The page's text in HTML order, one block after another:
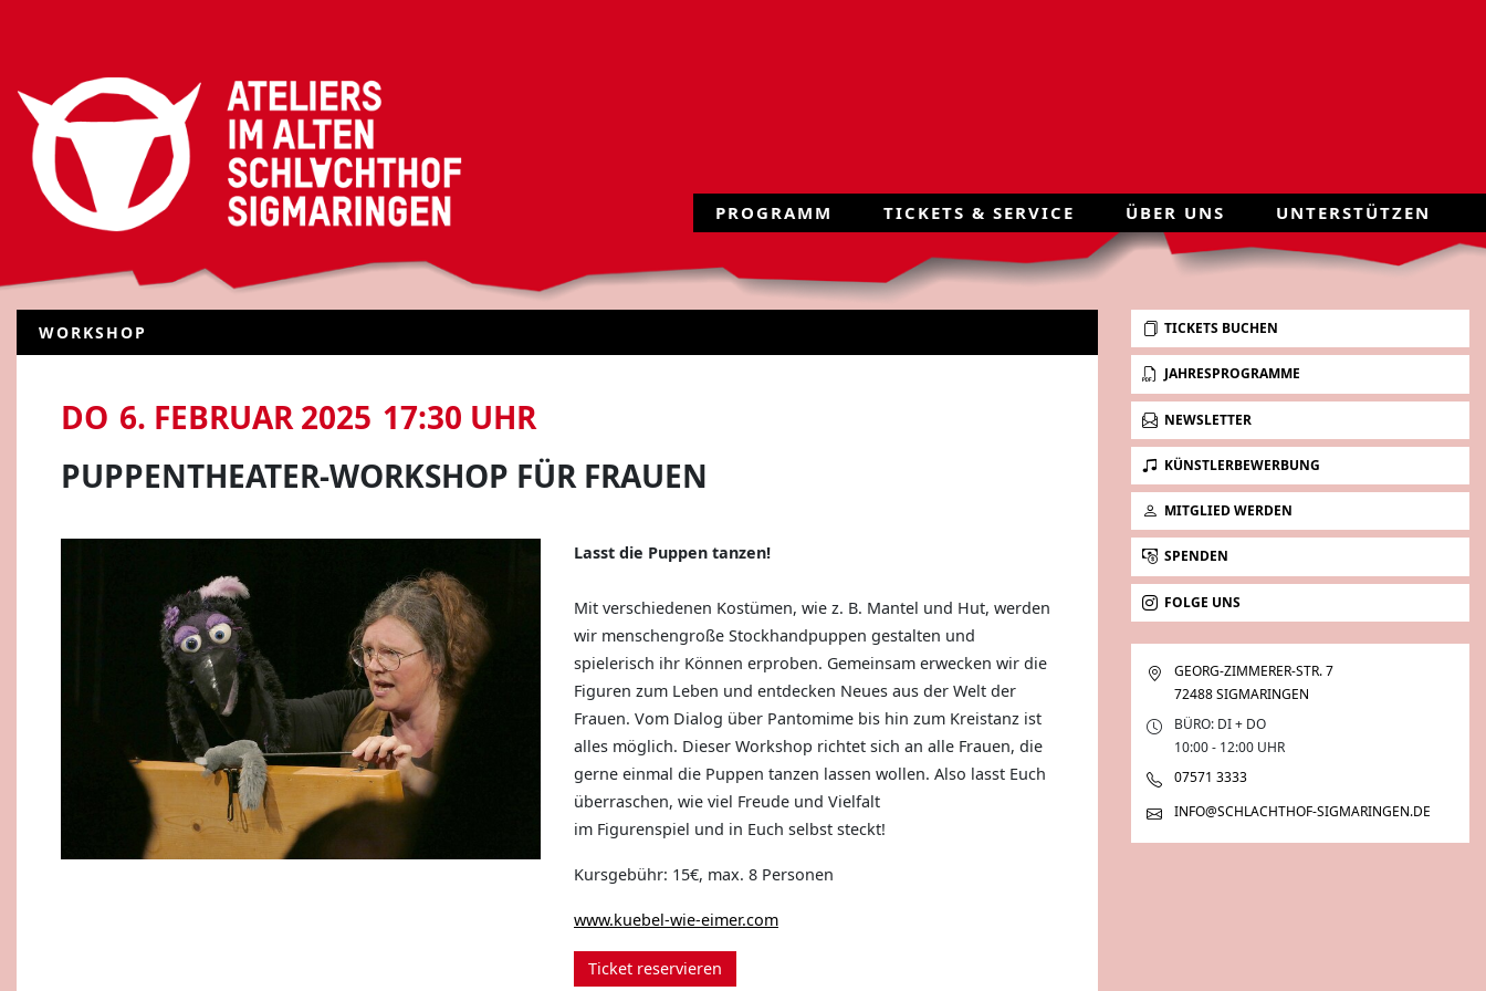
PROGRAMM TICKETS & SERVICE ÜBER UNS UNTERSTÜTZEN
WORKSHOP
DO 6. FEBRUAR 2025 17:30 UHR
PUPPENTHEATER-WORKSHOP FÜR FRAUEN
Lasst die Puppen tanzen!
Mit verschiedenen Kostümen, wie z. B. Mantel und Hut, werden
wir menschengroße Stockhandpuppen gestalten und
spielerisch ihr Können erproben. Gemeinsam erwecken wir die
Figuren zum Leben und entdecken Neues aus der Welt der
Frauen. Vom Dialog über Pantomime bis hin zum Kreistanz ist
alles möglich. Dieser Workshop richtet sich an alle Frauen, die
gerne einmal die Puppen tanzen lassen wollen. Also lasst Euch
überraschen, wie viel Freude und Vielfalt
im Figurenspiel und in Euch selbst steckt!
Kursgebühr: 15€, max. 8 Personen
www.kuebel-wie-eimer.com
Ticket reservieren
TICKETS BUCHEN
JAHRESPROGRAMME
NEWSLETTER
KÜNSTLERBEWERBUNG
MITGLIED WERDEN
SPENDEN
FOLGE UNS
GEORG-ZIMMERER-STR. 7
72488 SIGMARINGEN
BÜRO: DI + DO
10:00 - 12:00 UHR
07571 3333
INFO@SCHLACHTHOF-SIGMARINGEN.DE